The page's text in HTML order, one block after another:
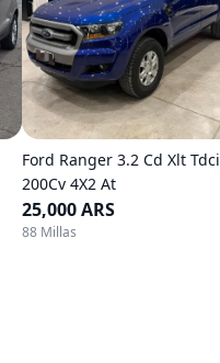
Ford Ranger 3.2 Cd Xlt Tdci
200Cv 4X2 At
25,000 ARS
88 Millas